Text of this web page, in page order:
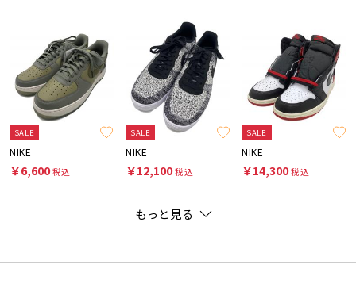
SALE
NIKE
￥6,600税込
SALE
NIKE
￥12,100税込
SALE
NIKE
￥14,300税込
もっと見る